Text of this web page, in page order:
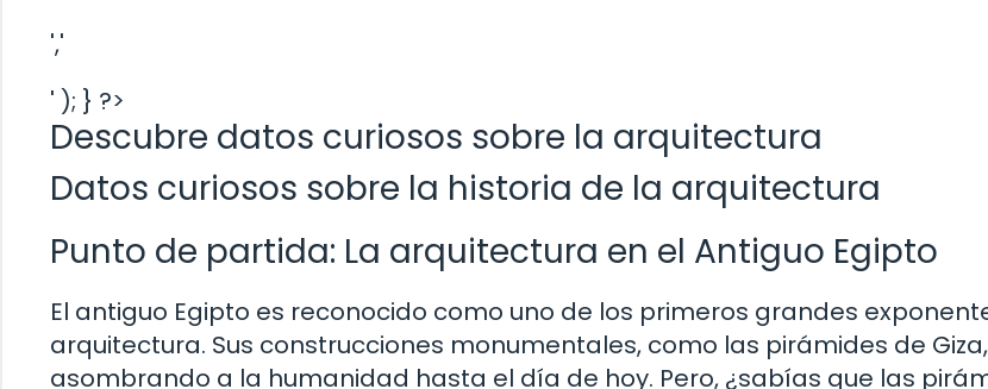
','
' ); } ?>
Descubre datos curiosos sobre la arquitectura
Datos curiosos sobre la historia de la arquitectura
Punto de partida: La arquitectura en el Antiguo Egipto
El antiguo Egipto es reconocido como uno de los primeros grandes
arquitectura. Sus construcciones monumentales, como las pirámides de
asombrando a la humanidad hasta el día de hoy. Pero, ¿sabías que las